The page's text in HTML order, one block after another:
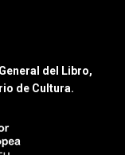
del Libro,
de Cultura.